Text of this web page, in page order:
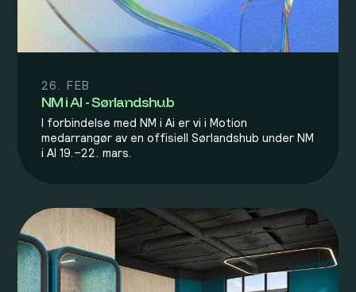
26. FEB
NM i AI - Sørlandshub
I forbindelse med NM i Ai er vi i Motion
medarrangør av en offisiell Sørlandshub under NM
i AI 19.–22. mars.